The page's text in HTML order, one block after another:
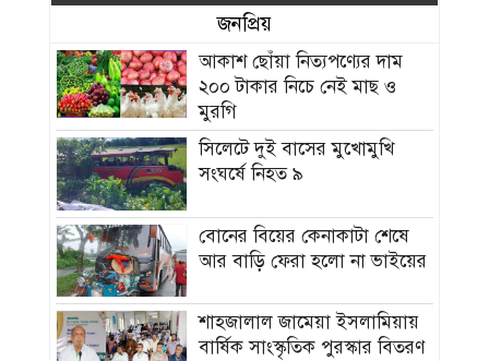
জনপ্রিয়
আকাশ ছোঁয়া নিত্যপণ্যের দাম
২০০ টাকার নিচে নেই মাছ ও
মুরগি
সিলেটে দুই বাসের মুখোমুখি
সংঘর্ষে নিহত ৯
বোনের বিয়ের কেনাকাটা শেষে
আর বাড়ি ফেরা হলো না ভাইয়ের
শাহজালাল জামেয়া ইসলামিয়ায়
বার্ষিক সাংস্কৃতিক পুরস্কার বিতরণ